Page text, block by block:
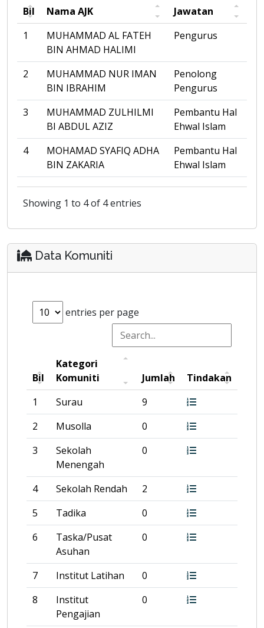
Bil Nama AJK
Jawatan
1
MUHAMMAD AL FATEH
BIN AHMAD HALIMI
Pengurus
2
MUHAMMAD NUR IMAN
BIN IBRAHIM
Penolong
Pengurus
3
MUHAMMAD ZULHILMI
BI ABDUL AZIZ
Pembantu Hal
Ehwal Islam
4
MOHAMAD SYAFIQ ADHA
BIN ZAKARIA
Pembantu Hal
Ehwal Islam
Showing 1 to 4 of 4 entries
Data Komuniti
entries per page
Bil
Kategori
Komuniti
Jumlah
Tindakan
1
Surau
9
2
Musolla
0
3
Sekolah
Menengah
0
4 Sekolah Rendah
2
5
Tadika
0
6
Taska/Pusat
Asuhan
0
7 Institut Latihan
0
8
Institut
Pengajian
0